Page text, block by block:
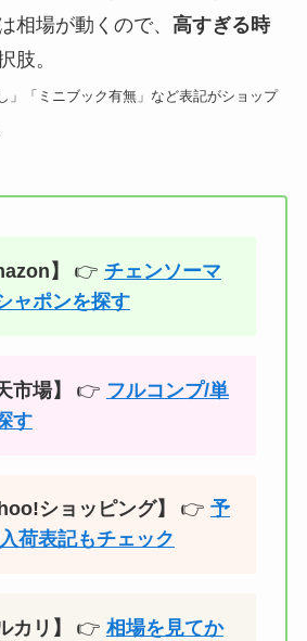
相場が動くので、 高すぎる時
肢。
」「ミニブック有無」など表記がショップ
】 👉 チェンソーマ
ャポンを探す
市場】 👉 フルコンプ/単
す
ショッピング】 👉 予
荷表記もチェック
カリ】 👉 相場を見てか